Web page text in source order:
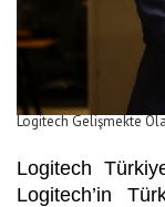
Logitech Gelişmekte
Logitech
Logitech’in